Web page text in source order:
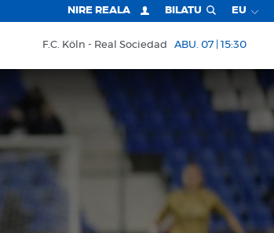
NIRE REALA BILATU EU
F.C. Köln Real Sociedad ABU. 07 | 15:30